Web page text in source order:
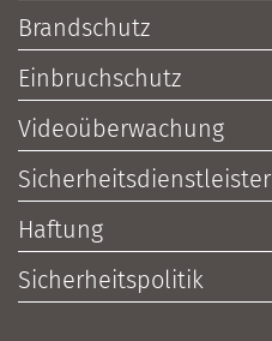
Brandschutz
Einbruchschutz
Videoüberwachung
Sicherheitsdienstleister
Haftung
Sicherheitspolitik